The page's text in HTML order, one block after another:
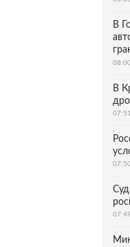
В
В
07:51
07:49